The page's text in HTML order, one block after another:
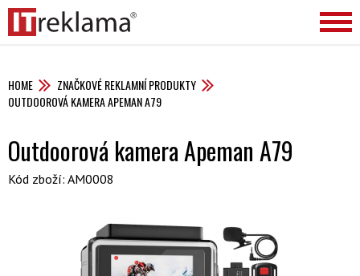
HOME
ZNAČKOVÉ REKLAMNÍ PRODUKTY
OUTDOOROVÁ KAMERA APEMAN A79
Outdoorová kamera Apeman A79
Kód zboží: AM0008